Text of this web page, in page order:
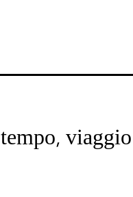
tempo, viaggio